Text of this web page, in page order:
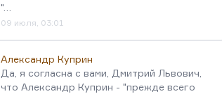
"…
09 июля, 03:01
Александр Куприн
Да, я согласна с вами, Дмитрий Львович,
что Александр Куприн - "прежде всего